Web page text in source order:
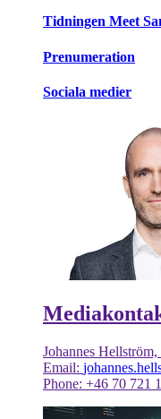
Tidningen Meet
Prenumeration
Sociala medier
Johannes Hellström,
Email:
Phone: +46 70 721